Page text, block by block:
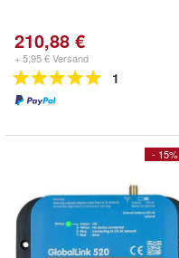
210,88 €
+ 5,95 € Versand
1
- 15%